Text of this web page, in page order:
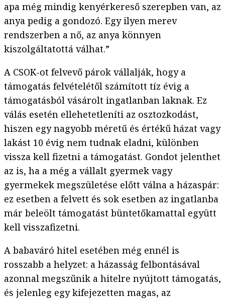
apa még mindig kenyérkereső szerepben van, az
anya pedig a gondozó. Egy ilyen merev
rendszerben a nő, az anya könnyen
kiszolgáltatottá válhat.”
A CSOK-ot felvevő párok vállalják, hogy a
támogatás felvételétől számított tíz évig a
támogatásból vásárolt ingatlanban laknak. Ez
válás esetén ellehetetleníti az osztozkodást,
hiszen egy nagyobb méretű és értékű házat vagy
lakást 10 évig nem tudnak eladni, különben
vissza kell fizetni a támogatást. Gondot jelenthet
az is, ha a még a vállalt gyermek vagy
gyermekek megszületése előtt válna a házaspár:
ez esetben a felvett és sok esetben az ingatlanba
már beleölt támogatást büntetőkamattal együtt
kell visszafizetni.
A babaváró hitel esetében még ennél is
rosszabb a helyzet: a házasság felbontásával
azonnal megszűnik a hitelre nyújtott támogatás,
és jelenleg egy kifejezetten magas, az